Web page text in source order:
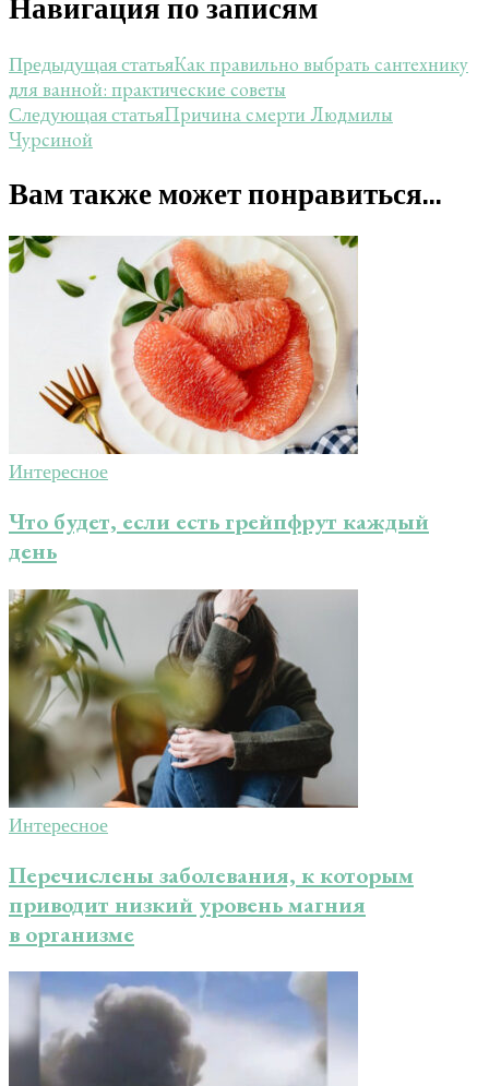
Навигация по записям
Предыдущая статьяКак правильно выбрать сантехнику
для ванной: практические советы
Следующая статьяПричина смерти Людмилы
Чурсиной
Вам также может понравиться...
Интересное
Что будет, если есть грейпфрут каждый
день
Интересное
Перечислены заболевания, к которым
приводит низкий уровень магния
в организме